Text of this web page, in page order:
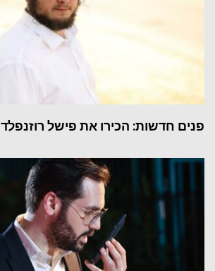
פנים חדשות: הכירו את פישל רוזנפלד